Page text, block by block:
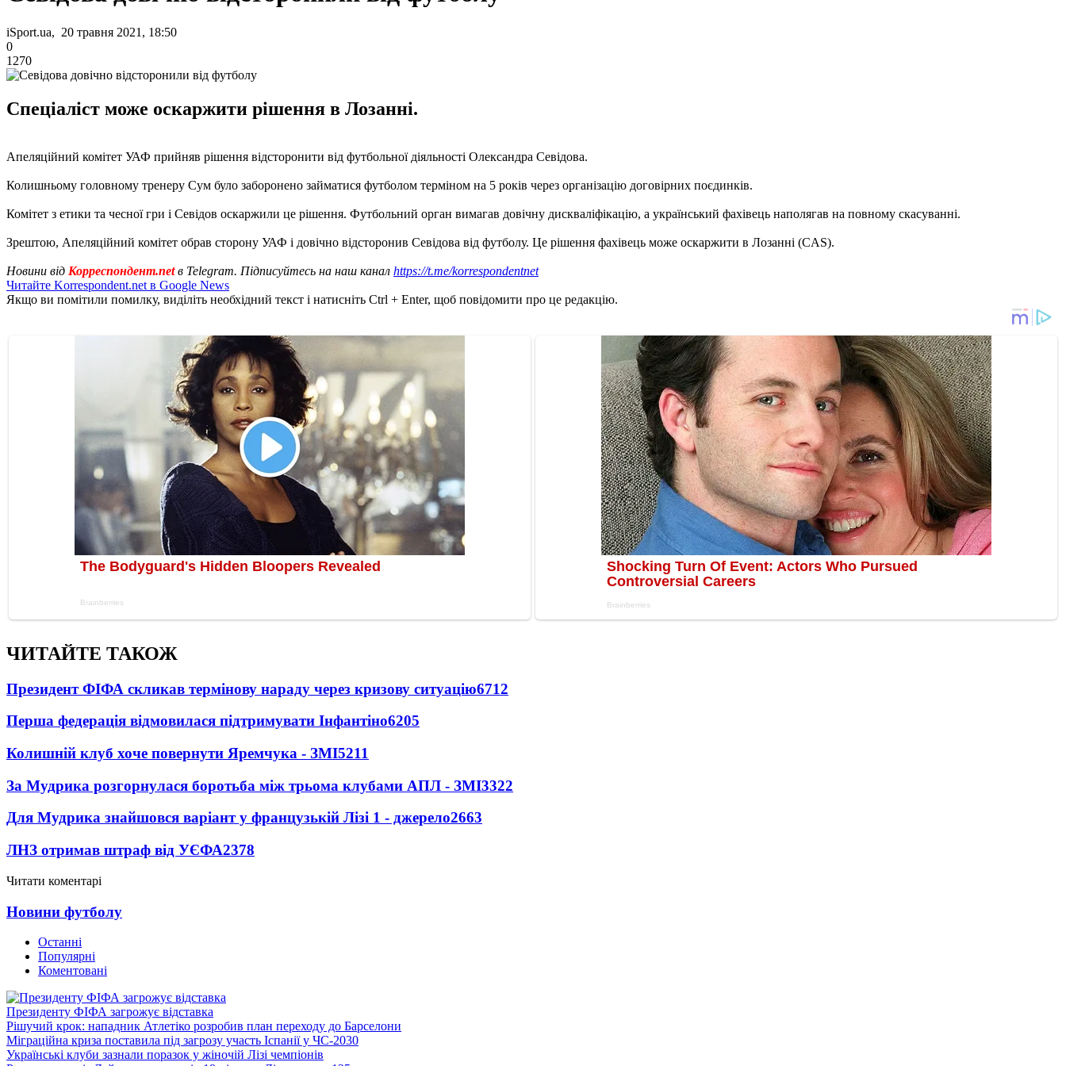
iSport.ua, 20 травня 2021, 18:50
0
1270
Спеціаліст може оскаржити рішення в Лозанні.
Апеляційний комітет УАФ прийняв рішення відсторонити від футбольної діяльності Олександра Севідова.
Колишньому головному тренеру Сум було заборонено займатися футболом терміном на 5 років через організацію договірних поєдинків.
Комітет з етики та чесної гри і Севідов оскаржили це рішення. Футбольний орган вимагав довічну дискваліфікацію, а український фахівець наполягав на повному скасуванні.
Зрештою, Апеляційний комітет обрав сторону УАФ і довічно відсторонив Севідова від футболу. Це рішення фахівець може оскаржити в Лозанні (CAS).
Новини від Корреспондент.netв Telegram. Підписуйтесь на наш канал https://t.me/korrespondentnet
Читайте Korrespondent.net в Google News
Якщо ви помітили помилку, виділіть необхідний текст і натисніть Ctrl + Enter, щоб повідомити про це редакцію.
ЧИТАЙТЕ ТАКОЖ
Президент ФІФА скликав термінову нараду через кризову ситуацію6712
Перша федерація відмовилася підтримувати Інфантіно6205
Колишній клуб хоче повернути Яремчука - ЗМІ5211
За Мудрика розгорнулася боротьба між трьома клубами АПЛ - ЗМІ3322
Для Мудрика знайшовся варіант у французькій Лізі 1 - джерело2663
ЛНЗ отримав штраф від УЄФА2378
Читати коментарі
Новини футболу
Останні
Популярні
Коментовані
Президенту ФІФА загрожує відставка
Рішучий крок: нападник Атлетіко розробив план переходу до Барселони
Міграційна криза поставила під загрозу участь Іспанії у ЧС-2030
Українські клуби зазнали поразок у жіночій Лізі чемпіонів